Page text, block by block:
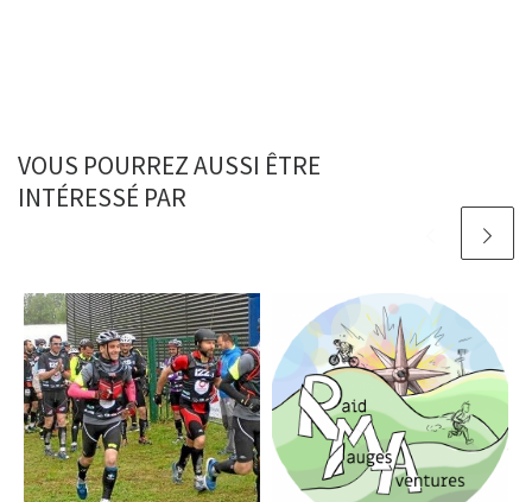
VOUS POURREZ AUSSI ÊTRE
INTÉRESSÉ PAR